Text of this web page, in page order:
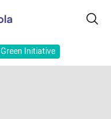
Green Initiative